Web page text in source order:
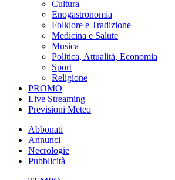
Cultura
Enogastronomia
Folklore e Tradizione
Medicina e Salute
Musica
Politica, Attualità, Economia
Sport
Religione
PROMO
Live Streaming
Previsioni Meteo
Abbonati
Annunci
Necrologie
Pubblicità